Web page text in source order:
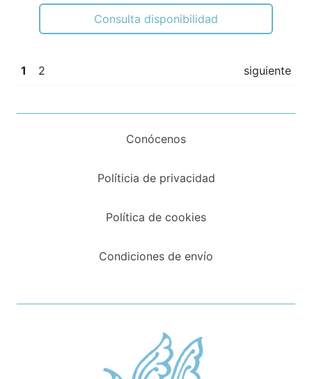
Consulta disponibilidad
1 2 siguiente
Conócenos
Políticia de privacidad
Política de cookies
Condiciones de envío